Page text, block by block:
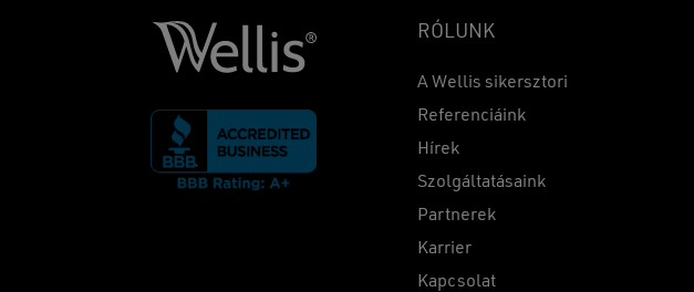
RÓLUNK
A Wellis sikersztori
Referenciáink
Hírek
Szolgáltatásaink
Partnerek
Karrier
Kapcsolat